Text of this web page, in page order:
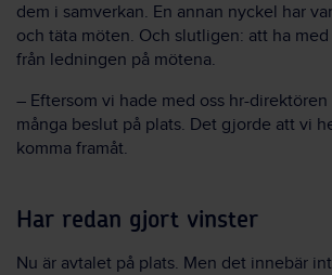
dem i samverkan. En annan nyckel har
och täta möten. Och slutligen: att ha
från ledningen på mötena.
– Eftersom vi hade med oss hr-
många beslut på plats. Det gjorde att vi
komma framåt.
Har redan gjort vinster
Nu är avtalet på plats. Men det innebär